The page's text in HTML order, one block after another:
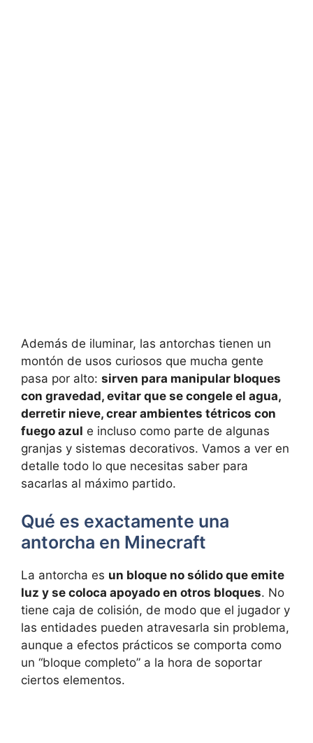
Además de iluminar, las antorchas tienen un
montón de usos curiosos que mucha gente
pasa por alto: sirven para manipular bloques
con gravedad, evitar que se congele el agua,
derretir nieve, crear ambientes tétricos con
fuego azul e incluso como parte de algunas
granjas y sistemas decorativos. Vamos a ver en
detalle todo lo que necesitas saber para
sacarlas al máximo partido.
Qué es exactamente una
antorcha en Minecraft
La antorcha es un bloque no sólido que emite
luz y se coloca apoyado en otros bloques. No
tiene caja de colisión, de modo que el jugador y
las entidades pueden atravesarla sin problema,
aunque a efectos prácticos se comporta como
un “bloque completo” a la hora de soportar
ciertos elementos.